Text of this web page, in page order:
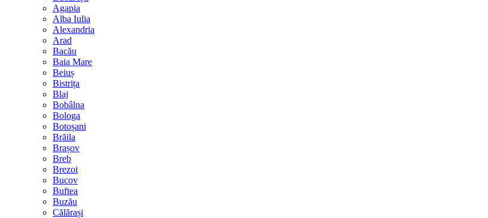
Agapia
Alba Iulia
Alexandria
Arad
Bacău
Baia Mare
Beiuș
Bistrița
Blaj
Bobâlna
Bologa
Botoșani
Brăila
Brașov
Breb
Brezoi
Bucov
Buftea
Buzău
Călărași